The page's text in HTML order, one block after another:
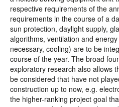
respective requirements of the
requirements in the course of a
sun protection, daylight supply,
algorithms, ventilation and
necessary, cooling) are to be
course of the year. The broad
exploratory research also allows
be considered that have not
construction up to now, e.g.
the higher-ranking project goal